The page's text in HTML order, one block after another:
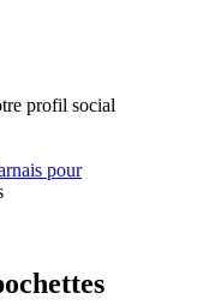
profil social
pour